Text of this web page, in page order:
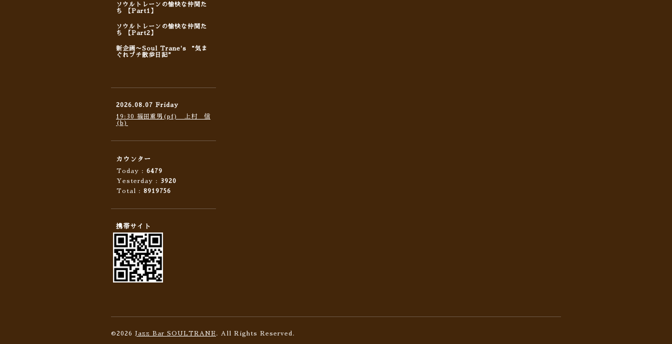
ソウルトレーンの愉快な仲間た
ち 【Part1】
ソウルトレーンの愉快な仲間た
ち 【Part2】
新企画〜Soul Trane's “気ま
ぐれプチ散歩日記”
2026.08.07 Friday
19:30 福田重男(pf) 上村 信
(b)
カウンター
Today : 6479
Yesterday : 3920
Total : 8919756
携帯サイト
©2026 Jazz Bar SOULTRANE . All Rights Reserved.